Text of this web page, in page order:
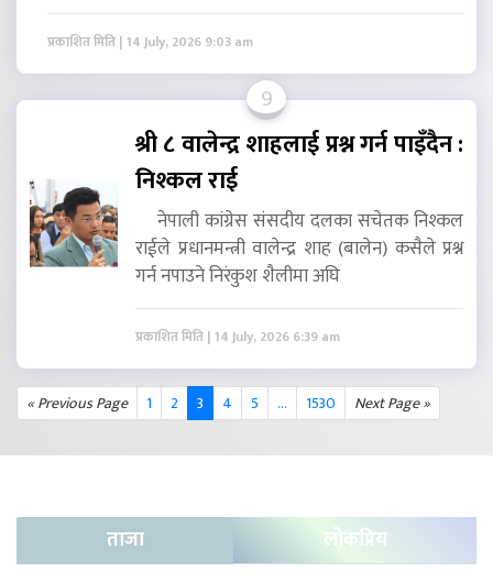
प्रकाशित मिति | 14 July, 2026 9:03 am
9
श्री ८ वालेन्द्र शाहलाई प्रश्न गर्न पाइँदैन :
निश्कल राई
नेपाली कांग्रेस संसदीय दलका सचेतक निश्कल
राईले प्रधानमन्त्री वालेन्द्र शाह (बालेन) कसैले प्रश्न
गर्न नपाउने निरंकुश शैलीमा अघि
प्रकाशित मिति | 14 July, 2026 6:39 am
« Previous Page 1 2 3 4 5 ... 1530 Next Page »
ताजा लोकप्रिय